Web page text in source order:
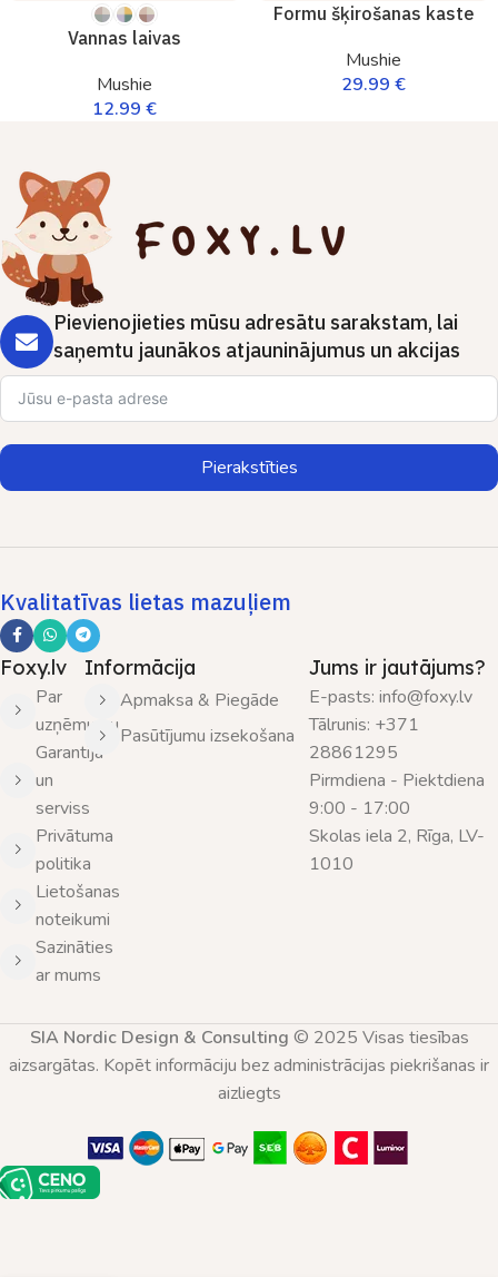
Vannas laivas
Mushie
12.99 €
Formu šķirošanas kaste
Mushie
29.99 €
Pievienojieties mūsu adresātu sarakstam, lai
saņemtu jaunākos atjauninājumus un akcijas
Pierakstīties
Kvalitatīvas lietas mazuļiem
Foxy.lv
Par
uzņēmumu
Garantija
un
serviss
Privātuma
politika
Lietošanas
noteikumi
Sazināties
ar mums
Informācija
Apmaksa & Piegāde
Pasūtījumu izsekošana
Jums ir jautājums?
E-pasts: info@foxy.lv
Tālrunis: +371
28861295
Pirmdiena - Piektdiena
9:00 - 17:00
Skolas iela 2, Rīga, LV-
1010
SIA Nordic Design & Consulting © 2025 Visas tiesības
aizsargātas. Kopēt informāciju bez administrācijas piekrišanas ir
aizliegts